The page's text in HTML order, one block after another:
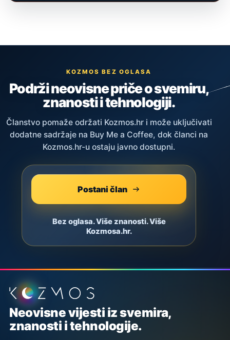
KOZMOS BEZ OGLASA
Podrži neovisne priče o svemiru,
znanosti i tehnologiji.
Članstvo pomaže održati Kozmos.hr i može uključivati
dodatne sadržaje na Buy Me a Coffee, dok članci na
Kozmos.hr-u ostaju javno dostupni.
Postani član
Bez oglasa. Više znanosti. Više
Kozmosa.hr.
Podnožje stranice
Neovisne vijesti iz svemira,
znanosti i tehnologije.